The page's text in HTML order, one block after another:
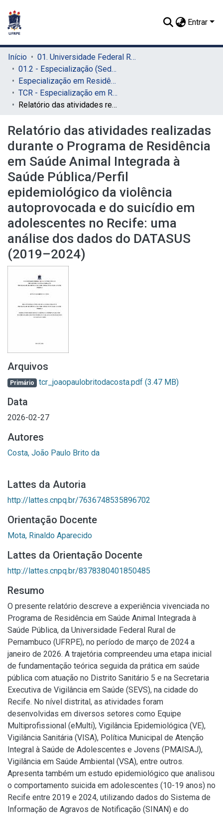
Entrar
Início
01. Universidade Federal Rural de Pernambuco - UFRPE (Sede)
01.2 - Especialização (Sede)
Especialização em Residência Veterinária (Sede)
TCR - Especialização em Residência Veterinária (Sede)
Relatório das atividades realizadas durante o Programa de Residência em Saúde Animal Integrada à Saúde Pública/Perfil epidemiológico da violência autoprovocada e do suicídio em adolescentes no Recife: uma análise dos dados do DATASUS (2019–2024)
Relatório das atividades realizadas
durante o Programa de Residência
em Saúde Animal Integrada à
Saúde Pública/Perfil
epidemiológico da violência
autoprovocada e do suicídio em
adolescentes no Recife: uma
análise dos dados do DATASUS
(2019–2024)
Arquivos
Primário tcr_joaopaulobritodacosta.pdf (3.47 MB)
Data
2026-02-27
Autores
Costa, João Paulo Brito da
Lattes da Autoria
http://lattes.cnpq.br/7636748535896702
Orientação Docente
Mota, Rinaldo Aparecido
Lattes da Orientação Docente
http://lattes.cnpq.br/8378380401850485
Resumo
O presente relatório descreve a experiência vivenciada no
Programa de Residência em Saúde Animal Integrada à
Saúde Pública, da Universidade Federal Rural de
Pernambuco (UFRPE), no período de março de 2024 a
janeiro de 2026. A trajetória compreendeu uma etapa inicial
de fundamentação teórica seguida da prática em saúde
pública com atuação no Distrito Sanitário 5 e na Secretaria
Executiva de Vigilância em Saúde (SEVS), na cidade do
Recife. No nível distrital, as atividades foram
desenvolvidas em diversos setores como Equipe
Multiprofissional (eMulti), Vigilância Epidemiológica (VE),
Vigilância Sanitária (VISA), Política Municipal de Atenção
Integral à Saúde de Adolescentes e Jovens (PMAISAJ),
Vigilância em Saúde Ambiental (VSA), entre outros.
Apresenta também um estudo epidemiológico que analisou
o comportamento suicida em adolescentes (10-19 anos) no
Recife entre 2019 e 2024, utilizando dados do Sistema de
Informação de Agravos de Notificação (SINAN) e do